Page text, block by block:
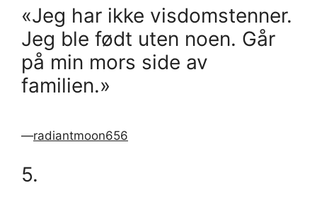
«Jeg har ikke visdomstenner.
Jeg ble født uten noen. Går
på min mors side av
familien.»
—radiantmoon656
5.